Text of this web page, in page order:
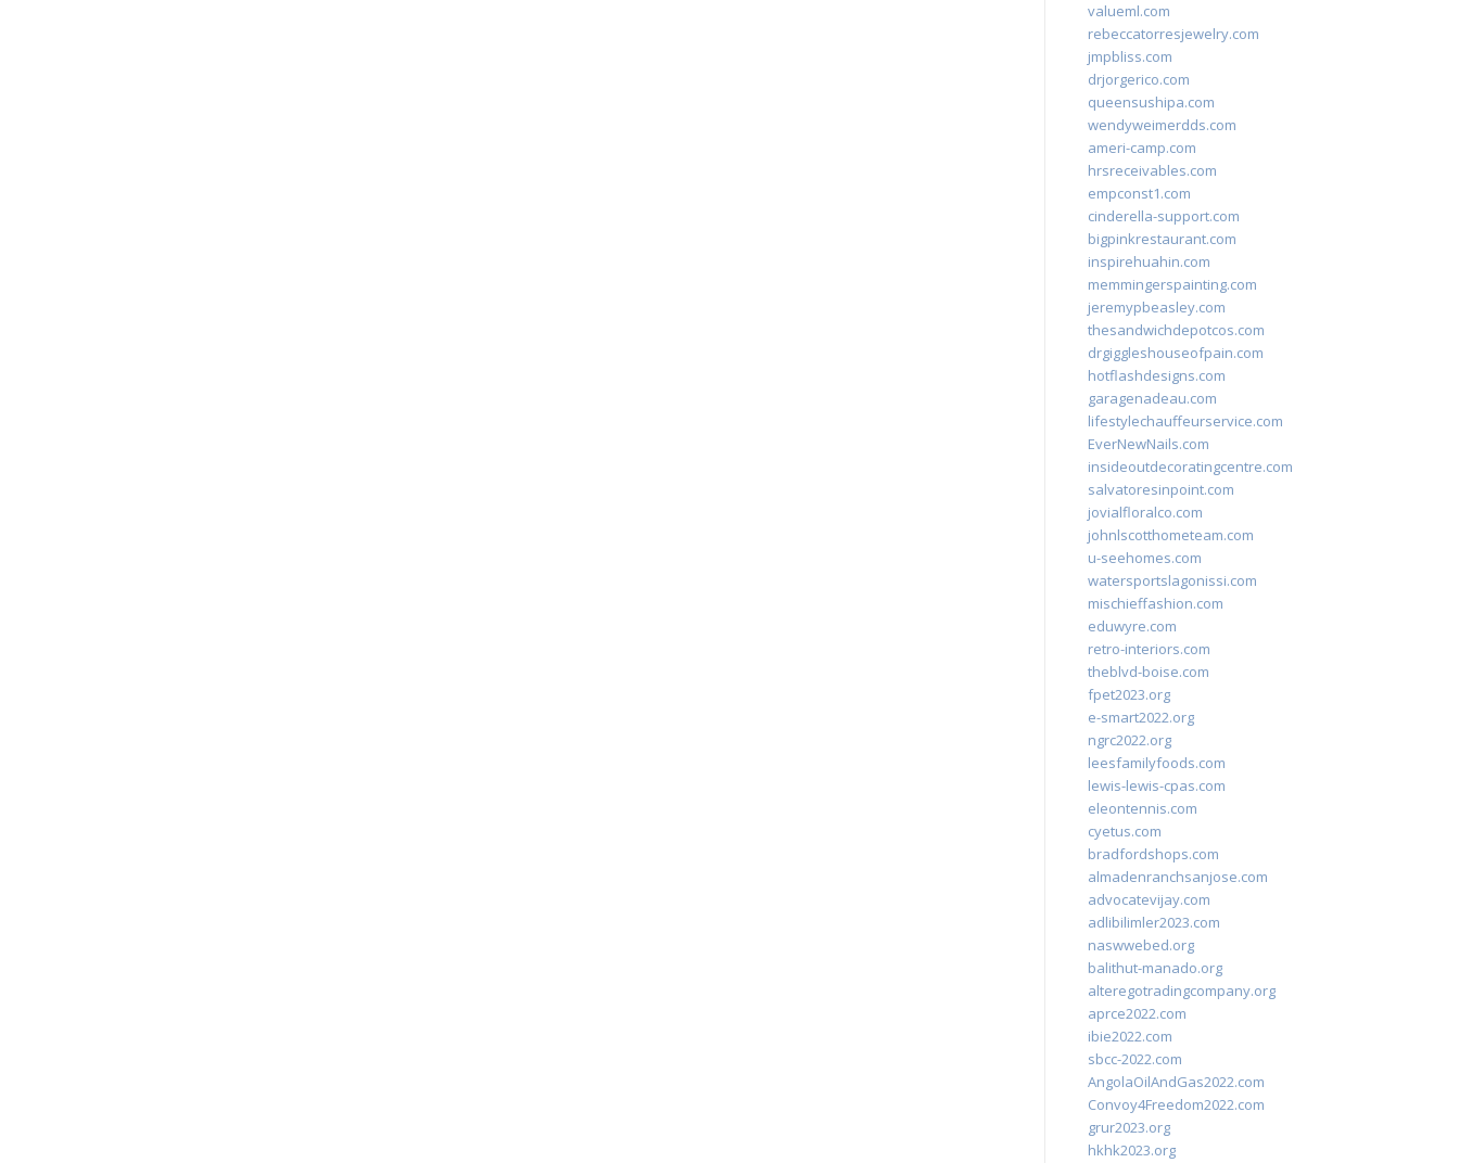
valueml.com
rebeccatorresjewelry.com
jmpbliss.com
drjorgerico.com
queensushipa.com
wendyweimerdds.com
ameri-camp.com
hrsreceivables.com
empconst1.com
cinderella-support.com
bigpinkrestaurant.com
inspirehuahin.com
memmingerspainting.com
jeremypbeasley.com
thesandwichdepotcos.com
drgiggleshouseofpain.com
hotflashdesigns.com
garagenadeau.com
lifestylechauffeurservice.com
EverNewNails.com
insideoutdecoratingcentre.com
salvatoresinpoint.com
jovialfloralco.com
johnlscotthometeam.com
u-seehomes.com
watersportslagonissi.com
mischieffashion.com
eduwyre.com
retro-interiors.com
theblvd-boise.com
fpet2023.org
e-smart2022.org
ngrc2022.org
leesfamilyfoods.com
lewis-lewis-cpas.com
eleontennis.com
cyetus.com
bradfordshops.com
almadenranchsanjose.com
advocatevijay.com
adlibilimler2023.com
naswwebed.org
balithut-manado.org
alteregotradingcompany.org
aprce2022.com
ibie2022.com
sbcc-2022.com
AngolaOilAndGas2022.com
Convoy4Freedom2022.com
grur2023.org
hkhk2023.org